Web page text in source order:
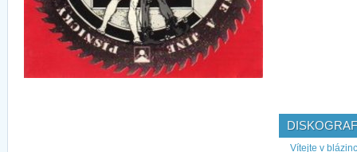
Vítejte v